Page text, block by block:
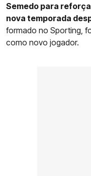
Semedo para
nova temporada
formado no Sporting,
como novo jogador.